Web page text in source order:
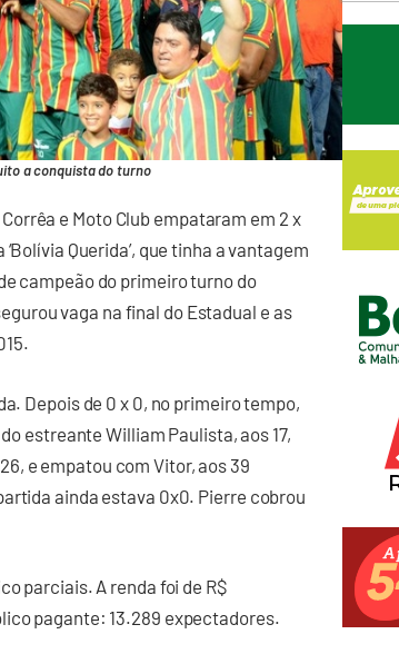
a conquista do turno
e Moto Club empataram em 2 x
Querida’, que tinha a vantagem
campeão do primeiro turno do
vaga na final do Estadual e as
Depois de 0 x 0, no primeiro tempo,
estreante William Paulista, aos 17,
e empatou com Vitor, aos 39
ainda estava 0x0. Pierre cobrou
parciais. A renda foi de R$
pagante: 13.289 expectadores.